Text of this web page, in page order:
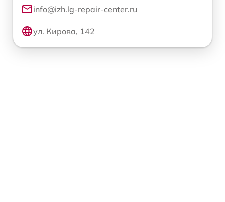
info@izh.lg-repair-center.ru
ул. Кирова, 142